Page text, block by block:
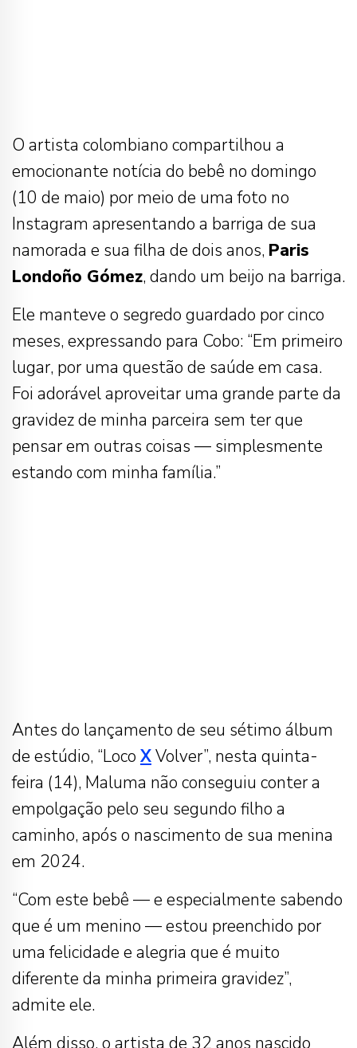
O artista colombiano compartilhou a
emocionante notícia do bebê no domingo
(10 de maio) por meio de uma foto no
Instagram apresentando a barriga de sua
namorada e sua filha de dois anos, Paris
Londoño Gómez, dando um beijo na barriga.
Ele manteve o segredo guardado por cinco
meses, expressando para Cobo: “Em primeiro
lugar, por uma questão de saúde em casa.
Foi adorável aproveitar uma grande parte da
gravidez de minha parceira sem ter que
pensar em outras coisas — simplesmente
estando com minha família.”
Antes do lançamento de seu sétimo álbum
de estúdio, “Loco XVolver”, nesta quinta-
feira (14), Maluma não conseguiu conter a
empolgação pelo seu segundo filho a
caminho, após o nascimento de sua menina
em 2024.
“Com este bebê — e especialmente sabendo
que é um menino — estou preenchido por
uma felicidade e alegria que é muito
diferente da minha primeira gravidez”,
admite ele.
Além disso, o artista de 32 anos nascido